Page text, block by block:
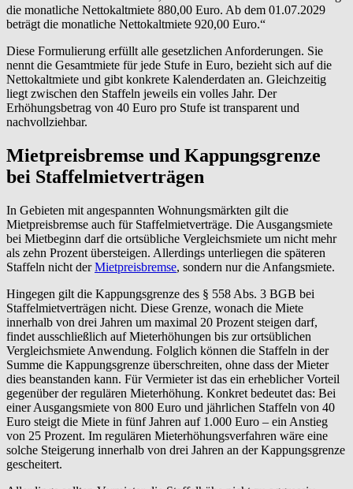
die monatliche Nettokaltmiete 880,00 Euro. Ab dem 01.07.2029
beträgt die monatliche Nettokaltmiete 920,00 Euro.“
Diese Formulierung erfüllt alle gesetzlichen Anforderungen. Sie
nennt die Gesamtmiete für jede Stufe in Euro, bezieht sich auf die
Nettokaltmiete und gibt konkrete Kalenderdaten an. Gleichzeitig
liegt zwischen den Staffeln jeweils ein volles Jahr. Der
Erhöhungsbetrag von 40 Euro pro Stufe ist transparent und
nachvollziehbar.
Mietpreisbremse und Kappungsgrenze
bei Staffelmietverträgen
In Gebieten mit angespannten Wohnungsmärkten gilt die
Mietpreisbremse auch für Staffelmietverträge. Die Ausgangsmiete
bei Mietbeginn darf die ortsübliche Vergleichsmiete um nicht mehr
als zehn Prozent übersteigen. Allerdings unterliegen die späteren
Staffeln nicht derMietpreisbremse, sondern nur die Anfangsmiete.
Hingegen gilt die Kappungsgrenze des § 558 Abs. 3 BGB bei
Staffelmietverträgen nicht. Diese Grenze, wonach die Miete
innerhalb von drei Jahren um maximal 20 Prozent steigen darf,
findet ausschließlich auf Mieterhöhungen bis zur ortsüblichen
Vergleichsmiete Anwendung. Folglich können die Staffeln in der
Summe die Kappungsgrenze überschreiten, ohne dass der Mieter
dies beanstanden kann. Für Vermieter ist das ein erheblicher Vorteil
gegenüber der regulären Mieterhöhung. Konkret bedeutet das: Bei
einer Ausgangsmiete von 800 Euro und jährlichen Staffeln von 40
Euro steigt die Miete in fünf Jahren auf 1.000 Euro – ein Anstieg
von 25 Prozent. Im regulären Mieterhöhungsverfahren wäre eine
solche Steigerung innerhalb von drei Jahren an der Kappungsgrenze
gescheitert.